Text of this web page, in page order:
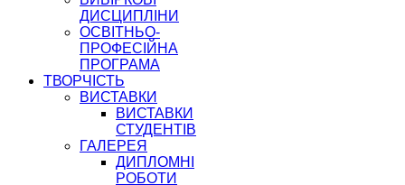
ДИСЦИПЛІНИ
ОСВІТНЬО-
ПРОФЕСІЙНА
ПРОГРАМА
ТВОРЧІСТЬ
ВИСТАВКИ
ВИСТАВКИ
СТУДЕНТІВ
ГАЛЕРЕЯ
ДИПЛОМНІ
РОБОТИ